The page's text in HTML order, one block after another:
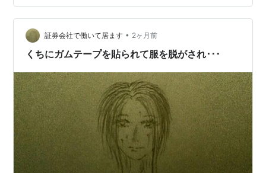
路が冠水して床上浸水とか言うことも なかったので、良
かったです。 ただ 給湯器の日除にしている簾が一つ 落
ちていたので、…
証券会社で働いて居ます • 2ヶ月前
くちにガムテープを貼られて服を脱がされ･･･